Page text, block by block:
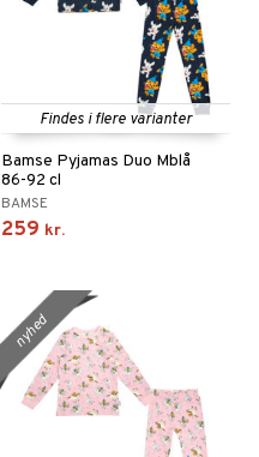
Findes i flere varianter
Bamse Pyjamas Duo Mblå
86-92 cl
BAMSE
259 kr.
nyhed